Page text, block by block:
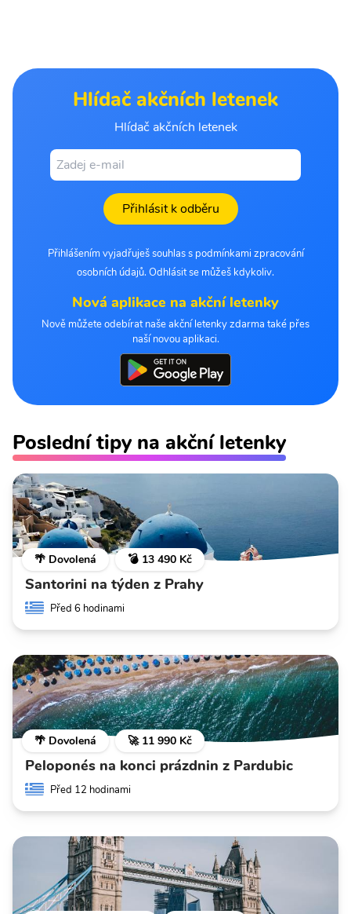
Hlídač akčních letenek
Hlídač akčních letenek
Přihlásit k odběru
Přihlášením vyjadřuješ souhlas s podmínkami zpracování
osobních údajů. Odhlásit se můžeš kdykoliv.
Nová aplikace na akční letenky
Nově můžete odebírat naše akční letenky zdarma také přes
naší novou aplikaci.
Poslední tipy na akční letenky
🌴 Dovolená 💣 13 490 Kč
Santorini na týden z Prahy
Před 6 hodinami
🌴 Dovolená 🚀 11 990 Kč
Peloponés na konci prázdnin z Pardubic
Před 12 hodinami